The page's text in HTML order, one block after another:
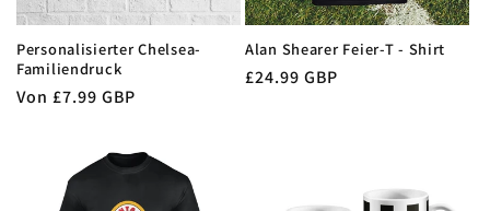
Personalisierter Chelsea-
Familiendruck
Normaler
Von £7.99 GBP
Alan Shearer Feier-T - Shirt
Normaler
£24.99 GBP